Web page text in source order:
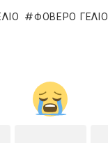
ΦΟΒΕΡΟ ΓΕΛΙΟ